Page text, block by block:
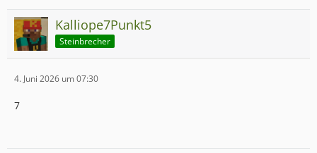
Kalliope7Punkt5
Steinbrecher
4. Juni 2026 um 07:30
7